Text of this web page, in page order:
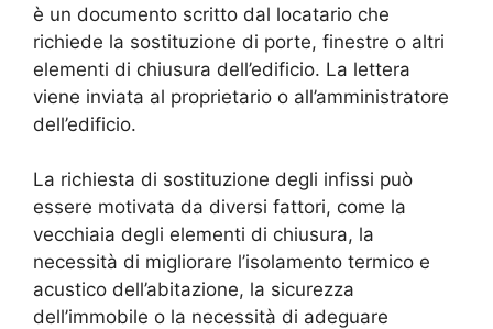
è un documento scritto dal locatario che
richiede la sostituzione di porte, finestre o altri
elementi di chiusura dell’edificio. La lettera
viene inviata al proprietario o all’amministratore
dell’edificio.
La richiesta di sostituzione degli infissi può
essere motivata da diversi fattori, come la
vecchiaia degli elementi di chiusura, la
necessità di migliorare l’isolamento termico e
acustico dell’abitazione, la sicurezza
dell’immobile o la necessità di adeguare